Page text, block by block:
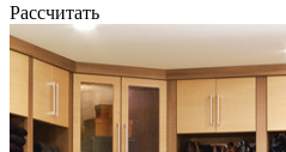
Рассчитать